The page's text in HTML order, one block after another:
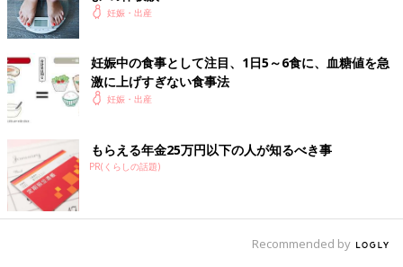
妊娠・出産
妊娠中の食事として注目、1日5～6食に、血糖値を急
激に上げすぎない食事法
妊娠・出産
もらえる年金25万円以下の人が知るべき事
PR(くらしの話題)
Recommended by